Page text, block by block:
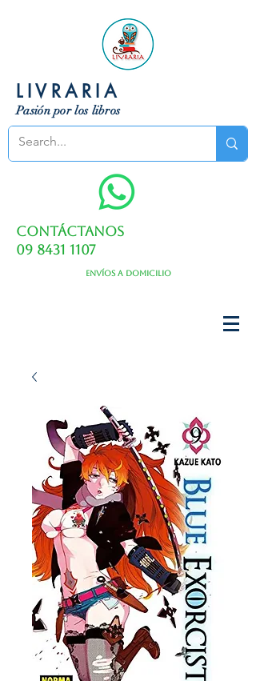
LIVRARIA
Pasión por los libros
Contáctanos
09 8431 1107
Envíos a domicilio